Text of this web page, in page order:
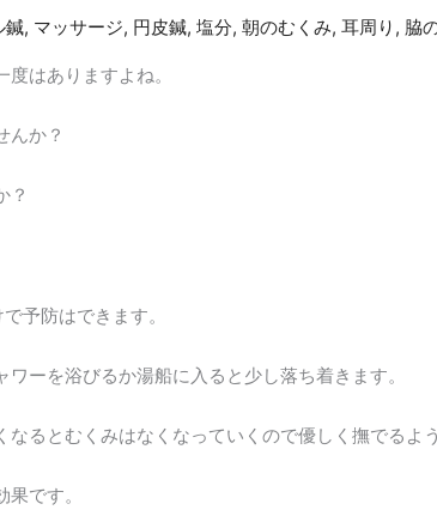
鍼, マッサージ, 円皮鍼, 塩分, 朝のむくみ, 耳周り , 脇
はありますよね。
んか？
？
予防はできます。
ーを浴びるか湯船に入ると少し落ち着きます。
るとむくみはなくなっていくので優しく撫でるよ
です。